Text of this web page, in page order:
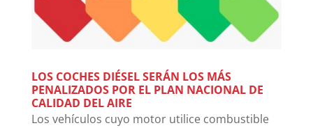
LOS COCHES DIÉSEL SERÁN LOS MÁS
PENALIZADOS POR EL PLAN NACIONAL DE
CALIDAD DEL AIRE
Los vehículos cuyo motor utilice combustible